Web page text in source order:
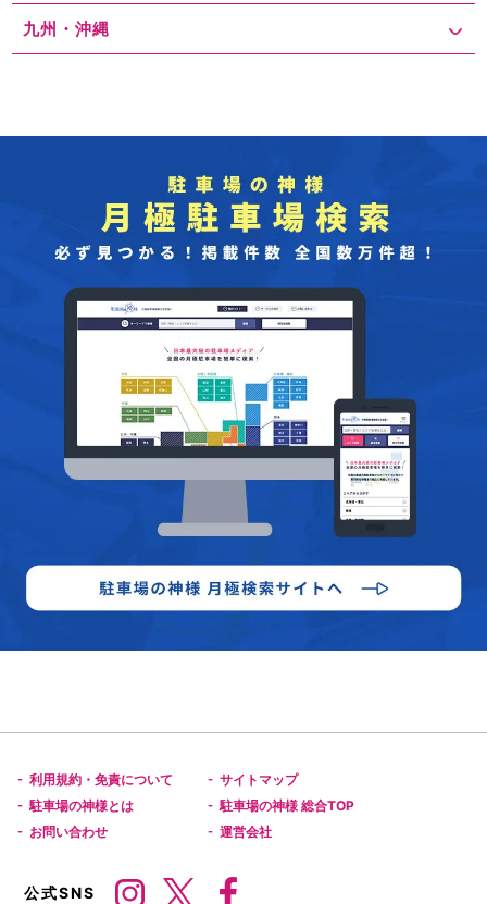
九州・沖縄
- 利用規約・免責について - サイトマップ
- 駐車場の神様とは - 駐車場の神様 総合TOP
- お問い合わせ - 運営会社
公式SNS